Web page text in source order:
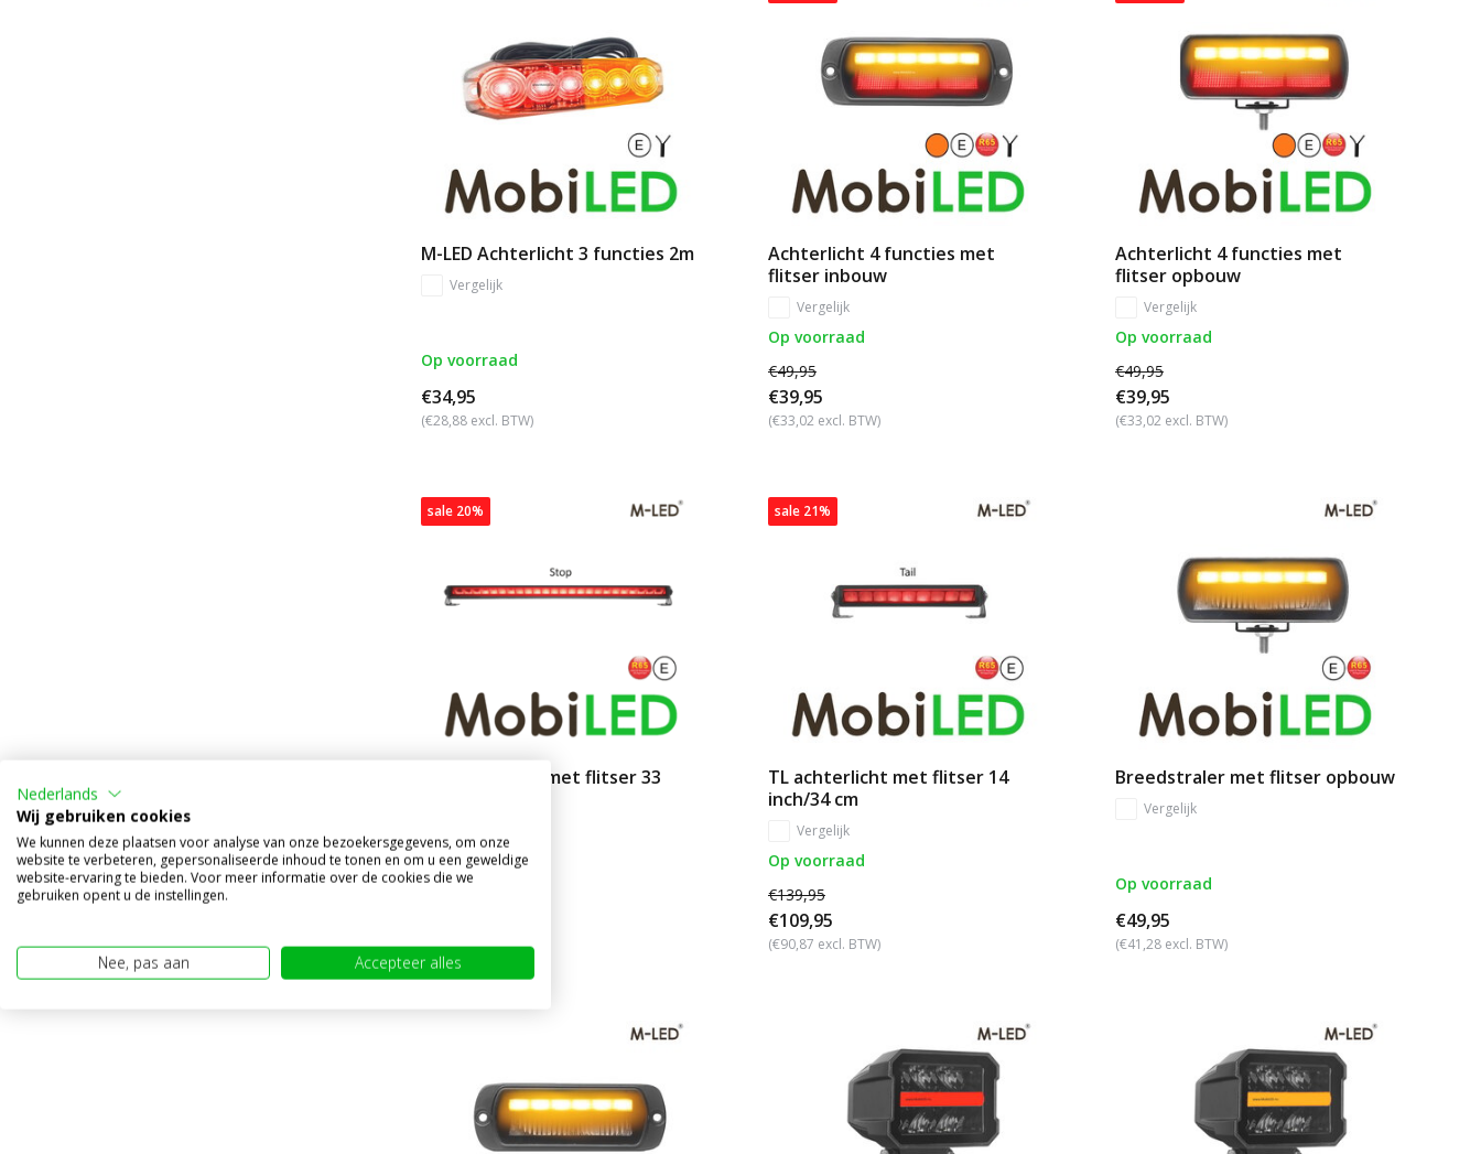
M-LED Achterlicht 3 functies 2m
Vergelijk
Op voorraad
€34,95
(€28,88 excl. BTW)
Achterlicht 4 functies met
flitser inbouw
Vergelijk
Op voorraad
€49,95
€39,95
(€33,02 excl. BTW)
Achterlicht 4 functies met
flitser opbouw
Vergelijk
Op voorraad
€49,95
€39,95
(€33,02 excl. BTW)
sale 20%
TL achterlicht met flitser 33
Op voorraad
(€165,25 excl. BTW)
sale 21%
TL achterlicht met flitser 14
inch/34 cm
Vergelijk
Op voorraad
€139,95
€109,95
(€90,87 excl. BTW)
Breedstraler met flitser opbouw
Vergelijk
Op voorraad
€49,95
(€41,28 excl. BTW)
Nederlands
Wij gebruiken cookies
We kunnen deze plaatsen voor analyse van onze bezoekersgegevens, om onze
website te verbeteren, gepersonaliseerde inhoud te tonen en om u een geweldige
website-ervaring te bieden. Voor meer informatie over de cookies die we
gebruiken opent u de instellingen.
Nee, pas aan Accepteer alles